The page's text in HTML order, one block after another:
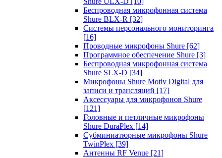
Беспроводная микрофонная система
Shure BLX-R [32]
Системы персонального мониторинга
[16]
Проводные микрофоны Shure [62]
Программное обеспечение Shure [3]
Беспроводная микрофонная система
Shure SLX-D [34]
Микрофоны Shure Motiv Digital для
записи и трансляций [17]
Аксессуары для микрофонов Shure
[121]
Головные и петличные микрофоны
Shure DuraPlex [14]
Субминиатюрные микрофоны Shure
TwinPlex [39]
Антенны RF Venue [21]